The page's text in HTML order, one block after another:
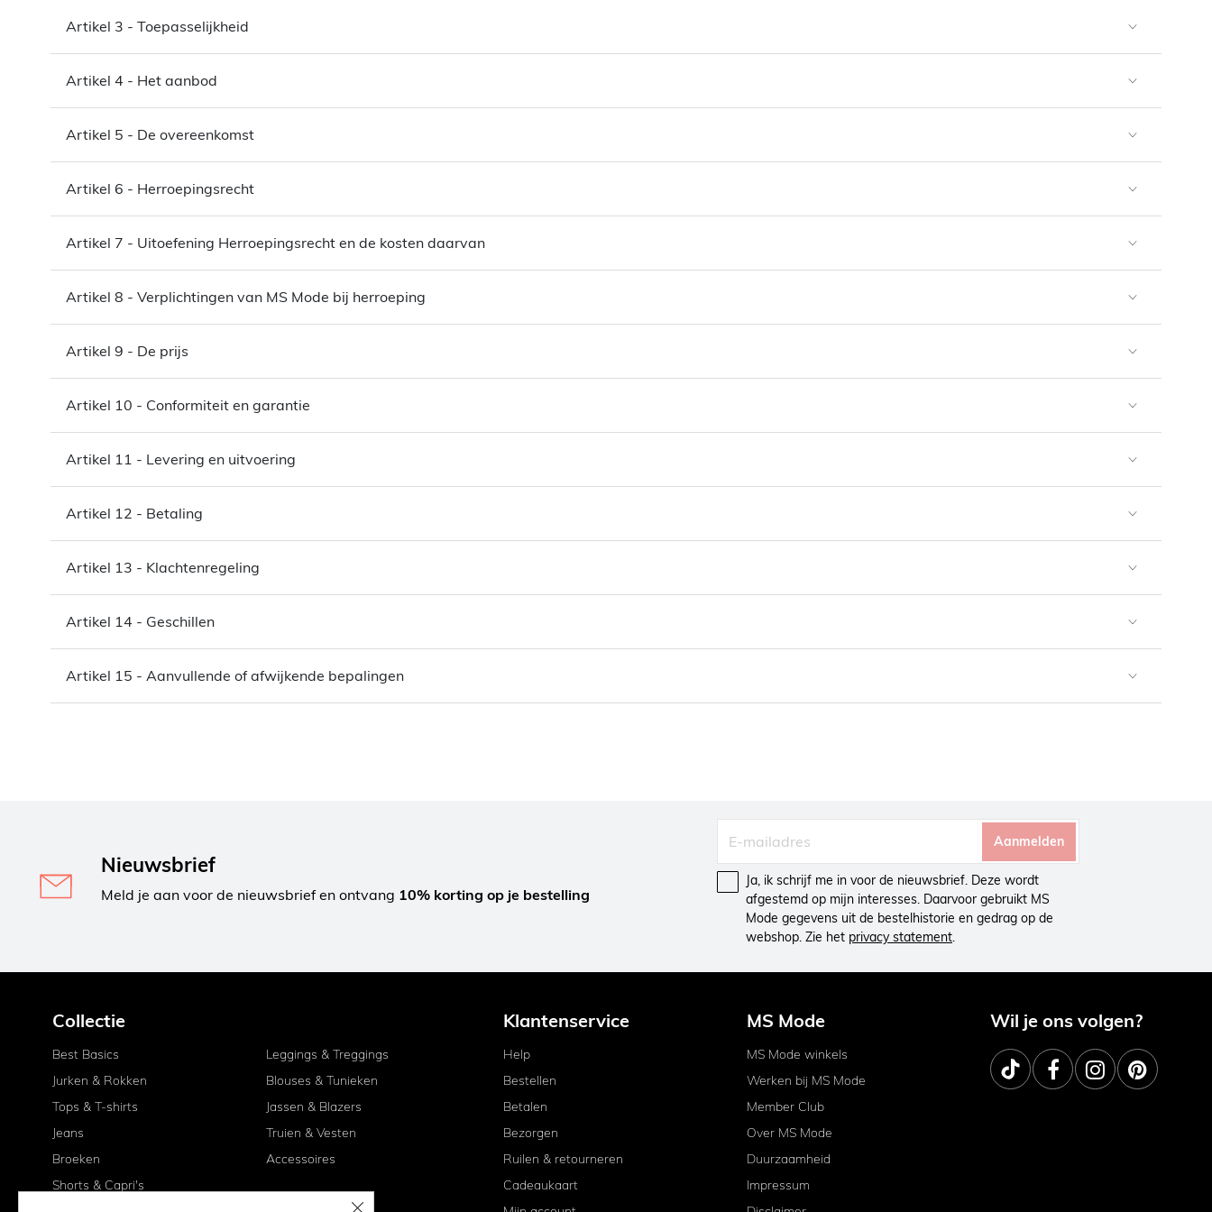
Artikel 3 - Toepasselijkheid
Artikel 4 - Het aanbod
Artikel 5 - De overeenkomst
Artikel 6 - Herroepingsrecht
Artikel 7 - Uitoefening Herroepingsrecht en de kosten daarvan
Artikel 8 - Verplichtingen van MS Mode bij herroeping
Artikel 9 - De prijs
Artikel 10 - Conformiteit en garantie
Artikel 11 - Levering en uitvoering
Artikel 12 - Betaling
Artikel 13 - Klachtenregeling
Artikel 14 - Geschillen
Artikel 15 - Aanvullende of afwijkende bepalingen
Nieuwsbrief
Meld je aan voor de nieuwsbrief en ontvang 10% korting op je bestelling
Aanmelden
Ja, ik schrijf me in voor de nieuwsbrief. Deze wordt
afgestemd op mijn interesses. Daarvoor gebruikt MS
Mode gegevens uit de bestelhistorie en gedrag op de
webshop. Zie het privacy statement.
Collectie
Best Basics
Jurken & Rokken
Tops & T-shirts
Jeans
Broeken
Shorts & Capri's
Leggings & Treggings
Blouses & Tunieken
Jassen & Blazers
Truien & Vesten
Accessoires
Klantenservice
Help
Bestellen
Betalen
Bezorgen
Ruilen & retourneren
Cadeaukaart
MS Mode
MS Mode winkels
Werken bij MS Mode
Member Club
Over MS Mode
Duurzaamheid
Impressum
Wil je ons volgen?